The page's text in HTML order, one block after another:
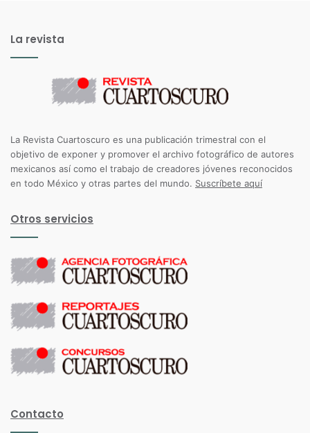
La revista
La Revista Cuartoscuro es una publicación trimestral con el
objetivo de exponer y promover el archivo fotográfico de autores
mexicanos así como el trabajo de creadores jóvenes reconocidos
en todo México y otras partes del mundo. Suscríbete aquí
Otros servicios
Contacto